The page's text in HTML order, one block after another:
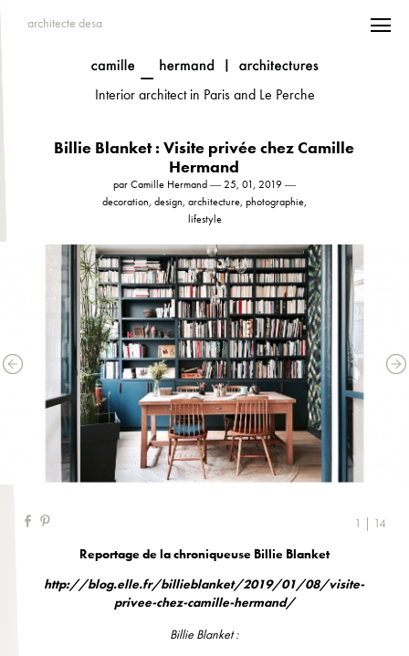
architecte desa
Interior architect in Paris and Le Perche
Billie Blanket : Visite privée chez Camille
Hermand
par Camille Hermand ― 25, 01, 2019 ―
decoration, design, architecture, photographie,
lifestyle
1 | 14
Reportage de la chroniqueuse Billie Blanket
http://blog.elle.fr/billieblanket/2019/01/08/visite-
privee-chez-camille-hermand/
Billie Blanket: